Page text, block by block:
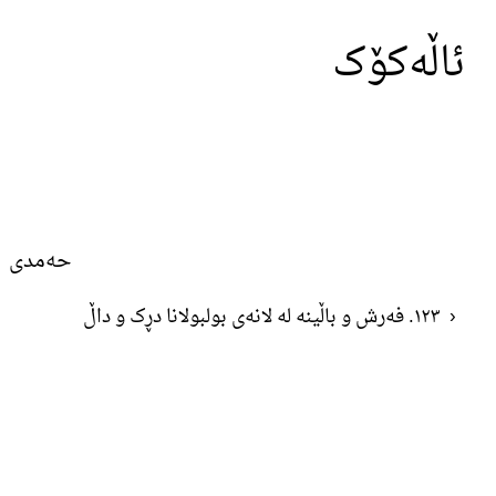
ئاڵەکۆک
حەمدی
‹ ١٢٣. فەرش و باڵینە لە لانەی بولبولانا دڕک و داڵ